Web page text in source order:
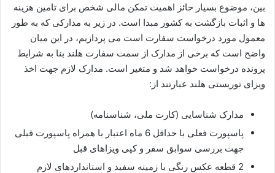
بین، موضوع بسیار حائز اهمیت تمکن مالی شخص برای تامین هزینه
ها و اثبات بازگشت به کشور مبدا است. در زیر به مدارکی که به طور
معمول مورد درخواست سفارت است می پردازیم، در این میان
واضح است که برخی از مدارک از سمت سفارت هلند بنا به شرایط
پرونده درخواست خواهد شد و متغیر است. مدارک لازم جهت اخذ
ویزای توریستی هلند عبارتند از:
مدارک شناسایی (کارت ملی، شناسنامه)
پاسپورت فعلی با حداقل 6 ماه اعتبار با همراه پاسپورت قبلی
جهت بررسی سوابق سفر و کپی ویزاهای قبل
2 قطعه عکس رنگی با زمینه سفید و استانداردهای لازم